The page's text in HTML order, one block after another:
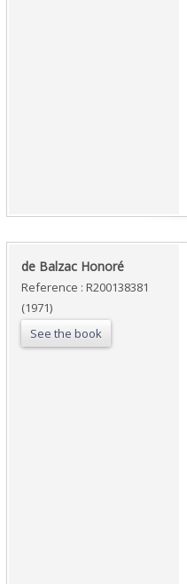
‎de Balzac Honoré‎
Reference : R200138381
(1971)
See the book